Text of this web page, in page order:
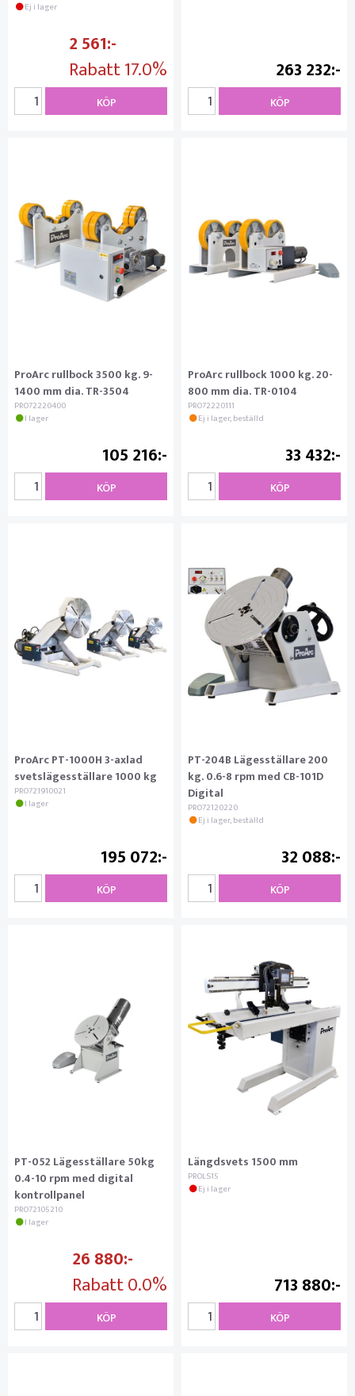
Ej i lager
2 561
Rabatt17.0%
KÖP
263 232
KÖP
ProArc rullbock 3500 kg. 9-
1400 mm dia. TR-3504
PRO72220400
I lager
105 216
KÖP
ProArc rullbock 1000 kg. 20-
800 mm dia. TR-0104
PRO72220111
Ej i lager, beställd
33 432
KÖP
ProArc PT-1000H 3-axlad
svetslägesställare 1000 kg
PRO721910021
I lager
195 072
KÖP
PT-204B Lägesställare 200
kg. 0.6-8 rpm med CB-101D
Digital
PRO72120220
Ej i lager, beställd
32 088
KÖP
PT-052 Lägesställare 50kg
0.4-10 rpm med digital
kontrollpanel
PRO72105210
I lager
26 880
Rabatt0.0%
KÖP
Längdsvets 1500 mm
PROLS15
Ej i lager
713 880
KÖP